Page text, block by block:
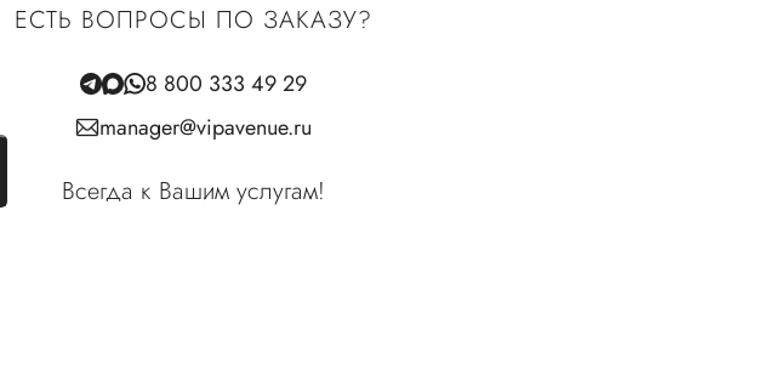
ЕСТЬ ВОПРОСЫ ПО ЗАКАЗУ?
8 800 333 49 29
manager@vipavenue.ru
Всегда к Вашим услугам!